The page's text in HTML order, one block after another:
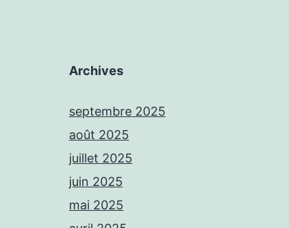
Archives
septembre 2025
août 2025
juillet 2025
juin 2025
mai 2025